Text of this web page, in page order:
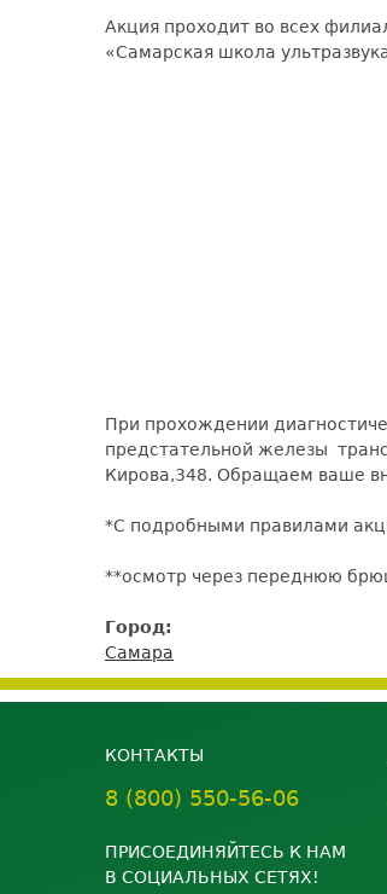
Акция проходит во всех
«Самарская школа
При прохождении
предстательной железы
Кирова,348. Обращаем ваше
*С подробными правилами
**осмотр через переднюю
Город:
Самара
КОНТАКТЫ
8 (800) 550-56-06
ПРИСОЕДИНЯЙТЕСЬ К НАМ
В СОЦИАЛЬНЫХ СЕТЯХ!